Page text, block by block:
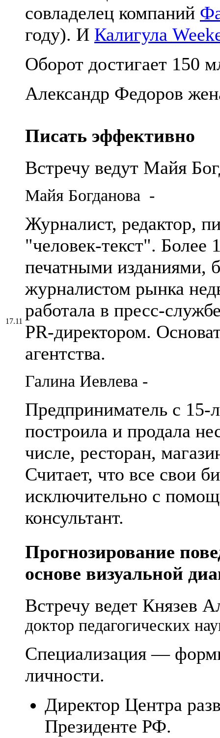
совладелец компаний
году). И Калигула
Оборот достигает 150
Александр Федоров
17.11
Писать эффективно
Встречу ведут Майя
Майя Богданова -
Журналист, редактор,
"человек-текст". Более
печатными изданиями,
журналистом рынка
работала в пресс-
PR-директором.
агентства.
Галина Иевлева -
Предприниматель с 15-
построила и продала
числе, ресторан,
Считает, что все свои
исключительно с
консультант.
Прогнозирование
основе визуальной
Встречу ведет Князев
доктор педагогических
Специализация —
личности.
Директор Центра
Президенте РФ.